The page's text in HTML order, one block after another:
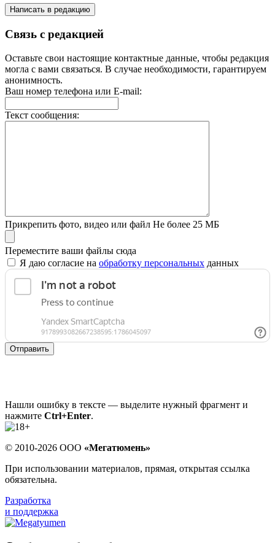
Написать в редакцию
Связь с редакцией
Оставьте свои настоящие контактные данные, чтобы редакция
могла с вами связаться. В случае необходимости, гарантируем
анонимность.
Ваш номер телефона или E-mail:
Текст сообщения:
Прикрепить фото, видео или файл Не более 25 МБ
Переместите ваши файлы сюда
Я даю согласие на обработку персональных данных
Отправить
Нашли ошибку в тексте — выделите нужный фрагмент и
нажмите Ctrl+Enter.
© 2010-2026 ООО «Мегатюмень»
При использовании материалов, прямая, открытая ссылка
обязательна.
Разработка
и поддержка